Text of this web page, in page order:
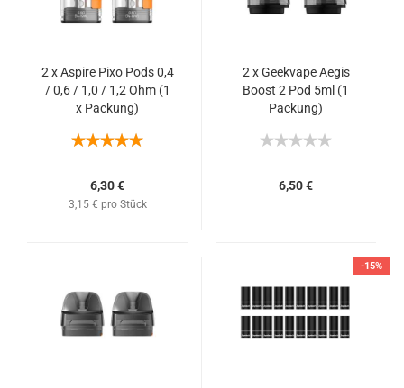
2 x Aspire Pixo Pods 0,4
/ 0,6 / 1,0 / 1,2 Ohm (1
x Packung)
6,30 €
3,15 € pro Stück
2 x Geekvape Aegis
Boost 2 Pod 5ml (1
Packung)
6,50 €
-15%